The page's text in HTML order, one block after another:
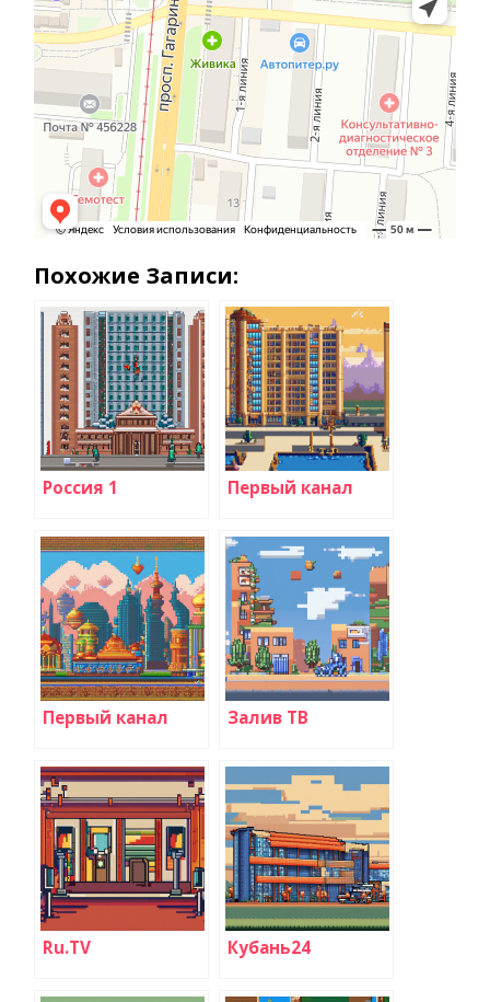
Похожие Записи:
Россия 1 Первый канал
Первый канал Залив ТВ
Ru.TV Кубань24